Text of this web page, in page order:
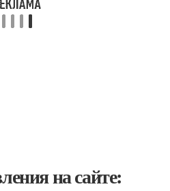
на сайте: